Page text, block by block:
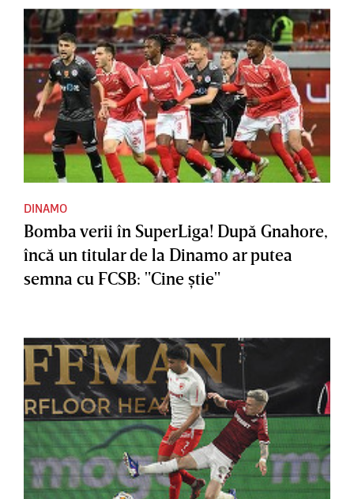
DINAMO
Bomba verii în SuperLiga! După Gnahore,
încă un titular de la Dinamo ar putea
semna cu FCSB: "Cine ştie"